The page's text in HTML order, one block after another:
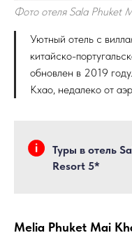
Фото отеля Sala Phuket
Уютный отель с
китайско-
обновлен в 2019
Кхао, недалеко от
Туры в отель
Resort 5*
Melia Phuket Mai